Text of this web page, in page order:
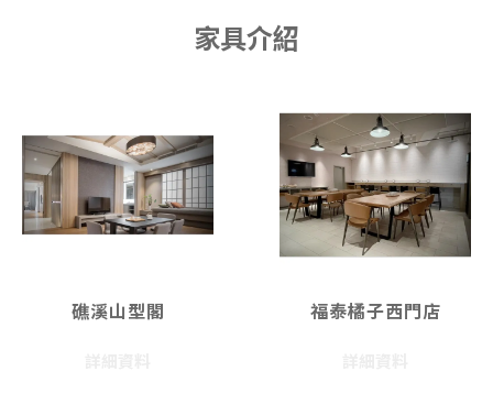
家具介紹
礁溪山型閣 福泰橘子西門店